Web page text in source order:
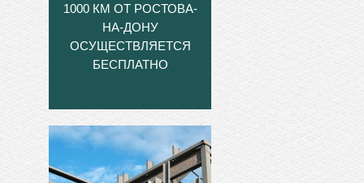
1000 КМ ОТ РОСТОВА-
НА-ДОНУ
ОСУЩЕСТВЛЯЕТСЯ
БЕСПЛАТНО